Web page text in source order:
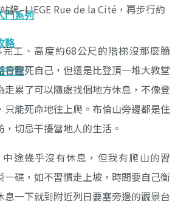
門系列
略
行程
牌–LIEGE Rue de la Cité，再步行約
工、高度約68公尺的階梯沒那麼簡
會整死自己，但還是比登頂一堆大教堂
走累了可以隨處找個地方休息，不像登
只能死命地往上爬。布倫山旁邊都是住
切忌干擾當地人的生活。
途幾乎沒有休息，但我有爬山的習
碟，如不習慣走上坡，時間要自己衡
息一下就到附近列日要塞旁邊的觀景台